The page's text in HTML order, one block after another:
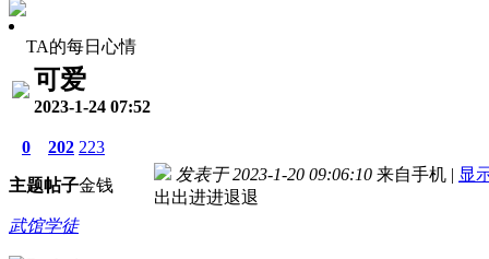
TA的每日心情
可爱
2023-1-24 07:52
0
主题
202
帖子
223
金钱
武馆学徒
发表于 2023-1-20 09:06:10 来自手机 | 显
出出进进退退